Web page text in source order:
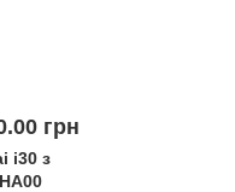
грн.
i30 з